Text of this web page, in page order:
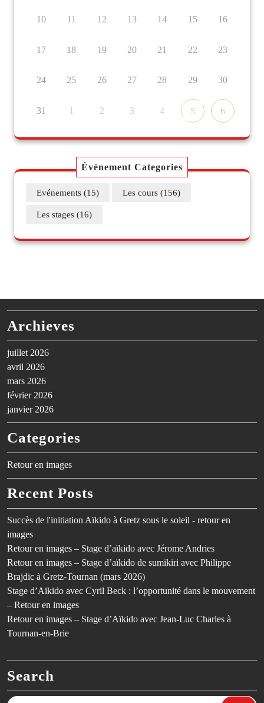
10 11 12 13 14 15 16
17 18 19 20 21 22 23
24 25 26 27 28 29 30
31 1 2 3 4 5 6
Évènement Categories
Evénements (15) Les cours (156)
Les stages (16)
Archieves
juillet 2026
avril 2026
mars 2026
février 2026
janvier 2026
Categories
Retour en images
Recent Posts
Succès de l'initiation Aïkido à Gretz sous le soleil - retour en
images
Retour en images – Stage d’aïkido avec Jérome Andries
Retour en images – Stage d’aïkido de sumikiri avec Philippe
Brajdic à Gretz-Tournan (mars 2026)
Stage d’Aïkido avec Cyril Beck : l’opportunité dans le mouvement
– Retour en images
Retour en images – Stage d’Aïkido avec Jean-Luc Charles à
Tournan-en-Brie
Search